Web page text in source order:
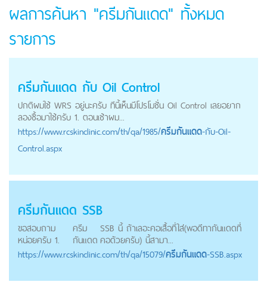
ผลการค้นหา "ครีมกันแดด" ทั้งหมด
รายการ
ครีมกันแดด กับ Oil Control
ปกติผมใช้ WRS อยู่นะครับ ทีนี้เห็นมีโปรโมชั่น Oil Control เลยอยาก
ลองซื้อมาใช้ครับ 1. ตอนเช้าผม...
https://www.rcskinclinic.com/th/qa/1985/ครีมกันแดด-กับ-Oil-
Control.aspx
ครีมกันแดด SSB
ขอสอบถาม
หน่อยครับ 1.
ครีม
กันแดด
SSB นี้ ถ้าเลอะคอเสื้อที่ใส่(พอดีทากันแดดที่
คอด้วยครับ) นี้สามา...
https://www.rcskinclinic.com/th/qa/15079/ครีมกันแดด-SSB.aspx